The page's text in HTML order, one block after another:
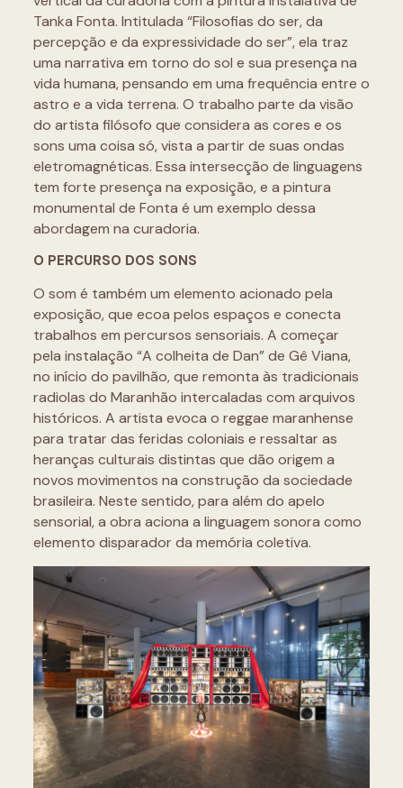
Tanka Fonta. Intitulada “Filosofias do ser, da
percepção e da expressividade do ser”, ela traz
uma narrativa em torno do sol e sua presença na
vida humana, pensando em uma frequência entre o
astro e a vida terrena. O trabalho parte da visão
do artista filósofo que considera as cores e os
sons uma coisa só, vista a partir de suas ondas
eletromagnéticas. Essa intersecção de linguagens
tem forte presença na exposição, e a pintura
monumental de Fonta é um exemplo dessa
abordagem na curadoria.
O PERCURSO DOS SONS
O som é também um elemento acionado pela
exposição, que ecoa pelos espaços e conecta
trabalhos em percursos sensoriais. A começar
pela instalação “A colheita de Dan” de Gê Viana,
no início do pavilhão, que remonta às tradicionais
radiolas do Maranhão intercaladas com arquivos
históricos. A artista evoca o reggae maranhense
para tratar das feridas coloniais e ressaltar as
heranças culturais distintas que dão origem a
novos movimentos na construção da sociedade
brasileira. Neste sentido, para além do apelo
sensorial, a obra aciona a linguagem sonora como
elemento disparador da memória coletiva.